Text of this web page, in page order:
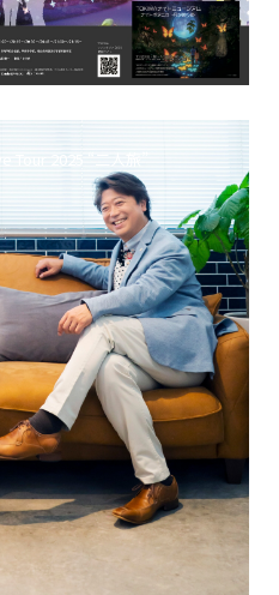
Tour 2025 “二人旅”